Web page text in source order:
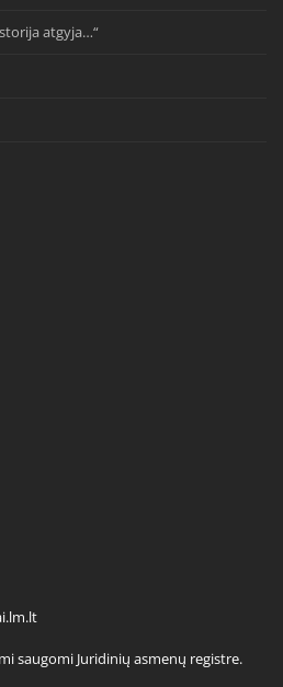
atgyja…“
saugomi Juridinių asmenų registre.